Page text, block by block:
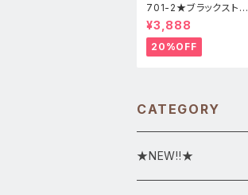
701-2★ブラックストロ
ベリークォーツ【高品
質】天然石ブレスレッパ
ワーストーン
¥3,888
20%OFF
CATEGORY
★NEW!!★